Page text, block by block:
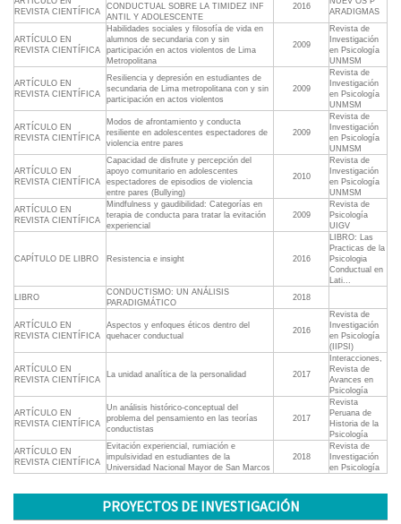
REVISTA CIENTÍFICA
CONDUCTUAL SOBRE LA TIMIDEZ INF
ANTIL Y ADOLESCENTE
2016
ARADIGMAS
ARTÍCULO EN
REVISTA CIENTÍFICA
Habilidades sociales y filosofía de vida en
alumnos de secundaria con y sin
participación en actos violentos de Lima
Metropolitana
2009
Revista de
Investigación
en Psicología
UNMSM
ARTÍCULO EN
REVISTA CIENTÍFICA
Resiliencia y depresión en estudiantes de
secundaria de Lima metropolitana con y sin
participación en actos violentos
2009
Revista de
Investigación
en Psicología
UNMSM
ARTÍCULO EN
REVISTA CIENTÍFICA
Modos de afrontamiento y conducta
resiliente en adolescentes espectadores de
violencia entre pares
2009
Revista de
Investigación
en Psicología
UNMSM
ARTÍCULO EN
REVISTA CIENTÍFICA
Capacidad de disfrute y percepción del
apoyo comunitario en adolescentes
espectadores de episodios de violencia
entre pares (Bullying)
2010
Revista de
Investigación
en Psicología
UNMSM
ARTÍCULO EN
REVISTA CIENTÍFICA
Mindfulness y gaudibilidad: Categorías en
terapia de conducta para tratar la evitación
experiencial
2009
Revista de
Psicología
UIGV
CAPÍTULO DE LIBRO Resistencia e insight 2016
LIBRO: Las
Practicas de la
Psicologia
Conductual en
Lati...
LIBRO
CONDUCTISMO: UN ANÁLISIS
PARADIGMÁTICO
2018
ARTÍCULO EN
REVISTA CIENTÍFICA
Aspectos y enfoques éticos dentro del
quehacer conductual
2016
Revista de
Investigación
en Psicología
(IIPSI)
ARTÍCULO EN
REVISTA CIENTÍFICA
La unidad analítica de la personalidad 2017
Interacciones,
Revista de
Avances en
Psicología
ARTÍCULO EN
REVISTA CIENTÍFICA
Un análisis histórico-conceptual del
problema del pensamiento en las teorías
conductistas
2017
Revista
Peruana de
Historia de la
Psicología
ARTÍCULO EN
REVISTA CIENTÍFICA
Evitación experiencial, rumiación e
impulsividad en estudiantes de la
Universidad Nacional Mayor de San Marcos
2018
Revista de
Investigación
en Psicología
PROYECTOS DE INVESTIGACIÓN